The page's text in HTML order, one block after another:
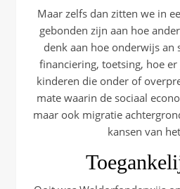
Maar zelfs dan zitten we in
gebonden zijn aan hoe
denk aan hoe onderwijs an
financiering, toetsing, hoe
kinderen die onder of
mate waarin de sociaal
maar ook migratie
kansen van